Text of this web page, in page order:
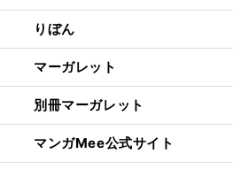
りぼん
マーガレット
別冊マーガレット
マンガMee公式サイト